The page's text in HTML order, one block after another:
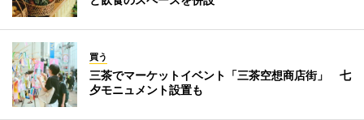
買う
三茶でマーケットイベント「三茶空想商店街」 七
夕モニュメント設置も